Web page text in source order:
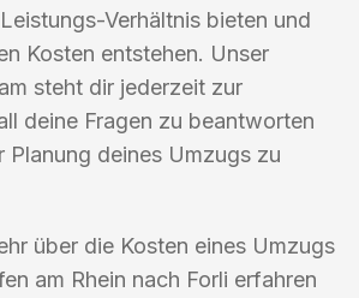
Verhältnis bieten und
Kosten entstehen. Unser
steht dir jederzeit zur
deine Fragen zu beantworten
Planung deines Umzugs zu
über die Kosten eines Umzugs
am Rhein nach Forli erfahren